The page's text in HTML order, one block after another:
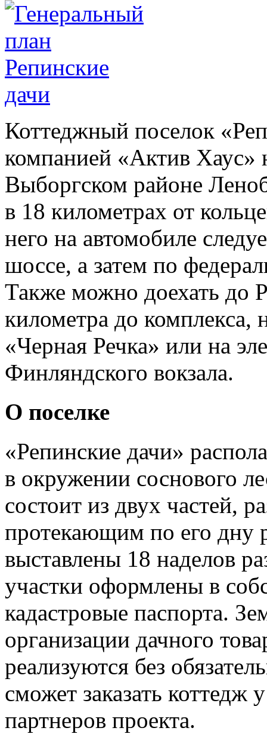
Коттеджный поселок
компанией «Актив Хаус»
Выборгском районе
в 18 километрах от
него на автомобиле
шоссе, а затем по
Также можно доехать до
километра до комплекса,
«Черная Речка» или на
Финляндского вокзала.
О поселке
«Репинские дачи»
в окружении соснового
состоит из двух частей,
протекающим по его дну
выставлены 18 наделов
участки оформлены в
кадастровые паспорта.
организации дачного
реализуются без
сможет заказать коттедж
партнеров проекта.